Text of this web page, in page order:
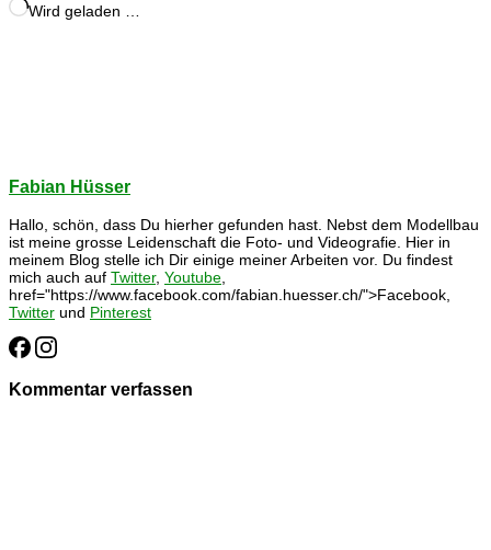
Wird geladen …
Fabian Hüsser
Hallo, schön, dass Du hierher gefunden hast. Nebst dem Modellbau
ist meine grosse Leidenschaft die Foto- und Videografie. Hier in
meinem Blog stelle ich Dir einige meiner Arbeiten vor. Du findest
mich auch auf Twitter, Youtube
href="https://www.facebook.com/fabian.huesser.ch/">Facebook,
Twitter und Pinterest
Kommentar verfassen